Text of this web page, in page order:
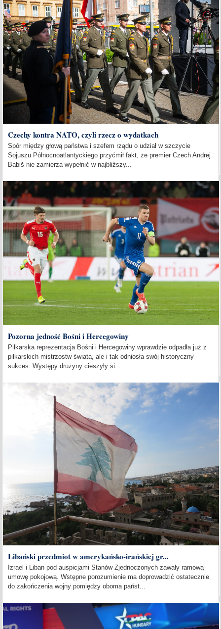
Czechy kontra NATO, czyli rzecz o wydatkach
Spór między głową państwa i szefem rządu o udział w szczycie
Sojuszu Północnoatlantyckiego przyćmił fakt, że premier Czech Andrej
Babiš nie zamierza wypełnić w najbliższy...
Pozorna jedność Bośni i Hercegowiny
Piłkarska reprezentacja Bośni i Hercegowiny wprawdzie odpadła już z
piłkarskich mistrzostw świata, ale i tak odniosła swój historyczny
sukces. Występy drużyny cieszyły si...
Libański przedmiot w amerykańsko-irańskiej gr...
Izrael i Liban pod auspicjami Stanów Zjednoczonych zawały ramową
umowę pokojową. Wstępne porozumienie ma doprowadzić ostatecznie
do zakończenia wojny pomiędzy oboma państ...